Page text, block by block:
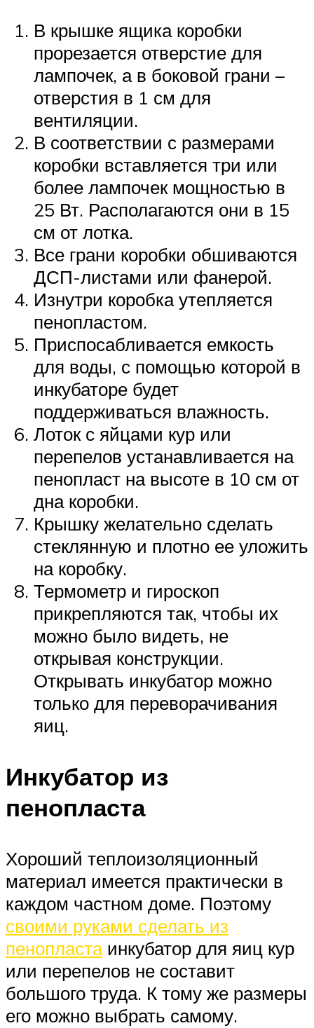
В крышке ящика коробки
прорезается отверстие для
лампочек, а в боковой грани –
отверстия в 1 см для
вентиляции.
В соответствии с размерами
коробки вставляется три или
более лампочек мощностью в
25 Вт. Располагаются они в 15
см от лотка.
Все грани коробки обшиваются
ДСП-листами или фанерой.
Изнутри коробка утепляется
пенопластом.
Приспосабливается емкость
для воды, с помощью которой в
инкубаторе будет
поддерживаться влажность.
Лоток с яйцами кур или
перепелов устанавливается на
пенопласт на высоте в 10 см от
дна коробки.
Крышку желательно сделать
стеклянную и плотно ее уложить
на коробку.
Термометр и гироскоп
прикрепляются так, чтобы их
можно было видеть, не
открывая конструкции.
Открывать инкубатор можно
только для переворачивания
яиц.
Инкубатор из
пенопласта
Хороший теплоизоляционный
материал имеется практически в
каждом частном доме. Поэтому
своими руками сделать из
пенопластаинкубатор для яиц кур
или перепелов не составит
большого труда. К тому же размеры
его можно выбрать самому.